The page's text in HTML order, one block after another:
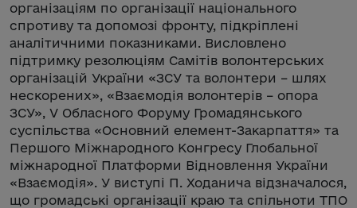
організаціям по організації національного
спротиву та допомозі фронту, підкріплені
аналітичними показниками. Висловлено
підтримку резолюціям Самітів волонтерських
організацій України «ЗСУ та волонтери – шлях
нескорених», «Взаємодія волонтерів – опора
ЗСУ», V Обласного Форуму Громадянського
суспільства «Основний елемент-Закарпаття» та
Першого Міжнародного Конгресу Глобальної
міжнародної Платформи Відновлення України
«Взаємодія». У виступі П. Ходанича відзначалося,
що громадські організації краю та спільноти ТПО